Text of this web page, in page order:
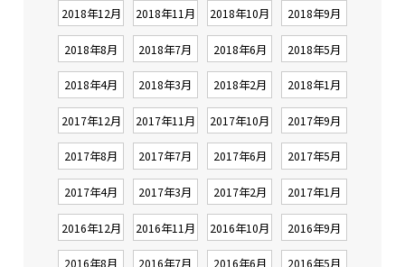
2018年12月 2018年11月 2018年10月 2018年9月
2018年8月 2018年7月 2018年6月 2018年5月
2018年4月 2018年3月 2018年2月 2018年1月
2017年12月 2017年11月 2017年10月 2017年9月
2017年8月 2017年7月 2017年6月 2017年5月
2017年4月 2017年3月 2017年2月 2017年1月
2016年12月 2016年11月 2016年10月 2016年9月
2016年8月 2016年7月 2016年6月 2016年5月